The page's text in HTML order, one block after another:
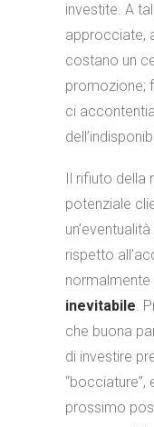
investite. A
approcciate,
costano un
promozione;
ci
Il rifiuto della
potenziale
rispetto
normalmente
inevitabile.
che buona
di investire
prossimo